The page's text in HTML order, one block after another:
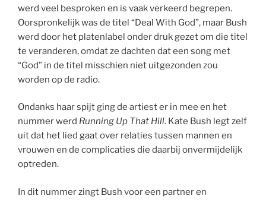
werd veel besproken en is vaak verkeerd begrepen.
Oorspronkelijk was de titel “Deal With God”, maar Bush
werd door het platenlabel onder druk gezet om die titel
te veranderen, omdat ze dachten dat een song met
“God” in de titel misschien niet uitgezonden zou
worden op de radio.
Ondanks haar spijt ging de artiest er in mee en het
nummer werd Running Up That Hill. Kate Bush legt zelf
uit dat het lied gaat over relaties tussen mannen en
vrouwen en de complicaties die daarbij onvermijdelijk
optreden.
In dit nummer zingt Bush voor een partner en